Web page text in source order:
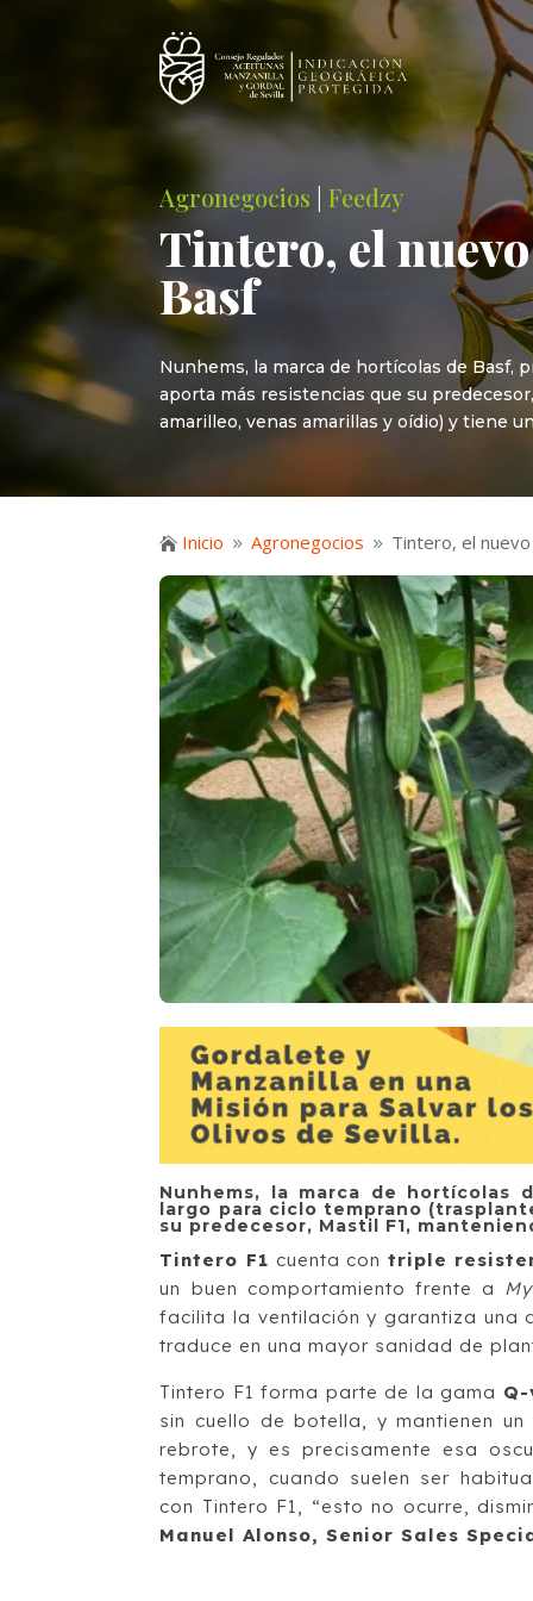
Agronegocios |Feedzy
Tintero, el
Basf
Nunhems, la marca de hortícolas de Basf,
aporta más resistencias que su
amarilleo, venas amarillas y oídio) y tiene
 Inicio 9 Agronegocios 9 Tintero, el
Nunhems, la marca de hortícolas
largo para ciclo temprano
su predecesor, Mastil F1,
Tintero F1 cuenta con triple
un buen comportamiento frente a
facilita la ventilación y garantiza una
traduce en una mayor sanidad de
Tintero F1 forma parte de la gama
sin cuello de botella, y mantienen
rebrote, y es precisamente esa
temprano, cuando suelen ser
con Tintero F1, “esto no ocurre,
Manuel Alonso, Senior Sales